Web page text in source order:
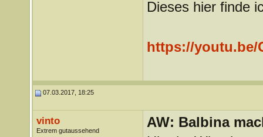
Dieses hier finde
https://youtu.be/
07.03.2017, 18:25
vinto
Extrem gutaussehend
AW: Balbina